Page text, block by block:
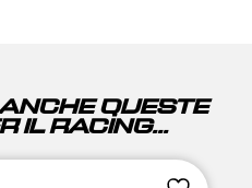
QUESTE
IL RACING...